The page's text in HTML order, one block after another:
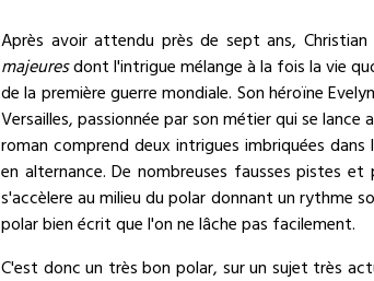
Après avoir attendu près de sept ans,
majeuresdont l'intrigue mélange à la fois la vie
de la première guerre mondiale. Son héroïne
Versailles, passionnée par son métier qui se
roman comprend deux intrigues imbriquées
en alternance. De nombreuses fausses pistes
s'accèlere au milieu du polar donnant un rythme
polar bien écrit que l'on ne lâche pas facilement.
C'est donc un très bon polar, sur un sujet très